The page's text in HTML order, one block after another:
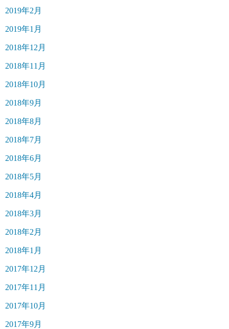
2019年2月
2019年1月
2018年12月
2018年11月
2018年10月
2018年9月
2018年8月
2018年7月
2018年6月
2018年5月
2018年4月
2018年3月
2018年2月
2018年1月
2017年12月
2017年11月
2017年10月
2017年9月